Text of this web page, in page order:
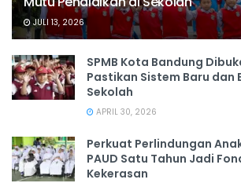
JULI 13, 2026
SPMB Kota Bandung
Pastikan Sistem Baru dan
Sekolah
APRIL 30, 2026
Perkuat Perlindungan
PAUD Satu Tahun Jadi
Kekerasan